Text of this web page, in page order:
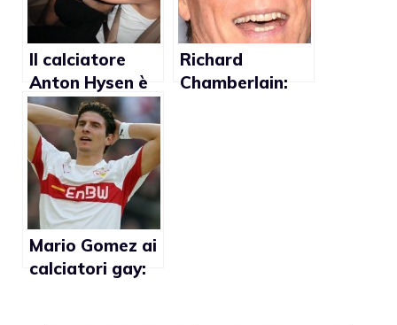
Il calciatore
Anton Hysen è
gay
Richard
Chamberlain:
Mario Gomez ai
calciatori gay: